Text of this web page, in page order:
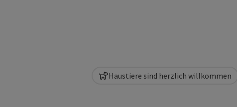
Haustiere sind herzlich willkommen